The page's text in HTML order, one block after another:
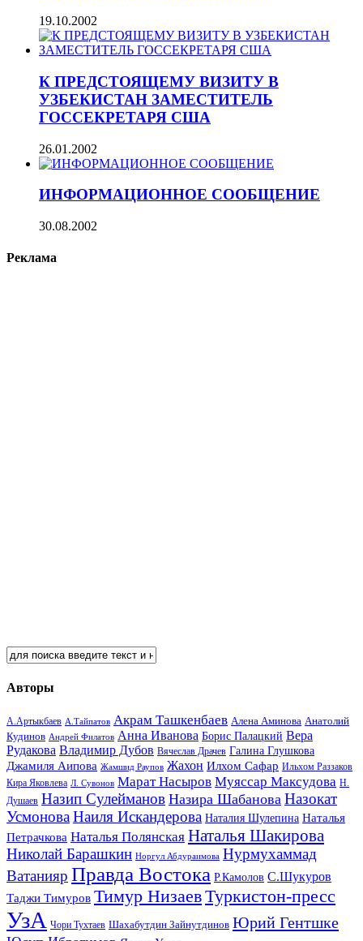
19.10.2002
К ПРЕДСТОЯЩЕМУ ВИЗИТУ В
УЗБЕКИСТАН ЗАМЕСТИТЕЛЬ
ГОССЕКРЕТАРЯ США
26.01.2002
ИНФОРМАЦИОННОЕ СООБЩЕНИЕ
30.08.2002
Реклама
Авторы
А.Артыкбаев А.Тайпатов Акрам Ташкенбаев Алена Аминова Анатолий
Кудинов Андрей Филатов Анна Иванова Борис Палацкий Вера
Рудакова Владимир Дубов Вячеслав Драчев Галина Глушкова
Джамиля Аипова Жамшид Раупов Жахон Илхом Сафар Ильхом Раззаков
Кира Яковлева Л. Сувонов Марат Насыров Муяссар Максудова Н.
Душаев Назип Сулейманов Назира Шабанова Назокат
УсмоноваНаиля Искандерова Наталия Шулепина Наталья
Петрачкова Наталья Полянская Наталья Шакирова
Николай Барашкин Норгул Абдураимова Нурмухаммад
Ватанияр Правда Востока Р.Камолов С.Шукуров
Таджи Тимуров Тимур НизаевТуркистон-пресс
УзА Чори Тухтаев Шахабутдин Зайнутдинов Юрий Гентшке